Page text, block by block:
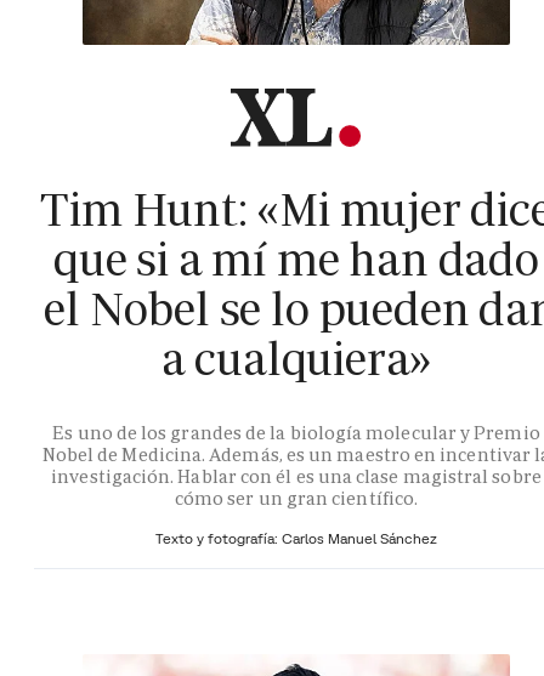
Tim Hunt: «Mi mujer
que si a mí me han dado
el Nobel se lo pueden
a cualquiera»
Es uno de los grandes de la biología molecular y Premio
Nobel de Medicina. Además, es un maestro en incentivar
investigación. Hablar con él es una clase magistral sobre
cómo ser un gran científico.
Texto y fotografía: Carlos Manuel Sánchez